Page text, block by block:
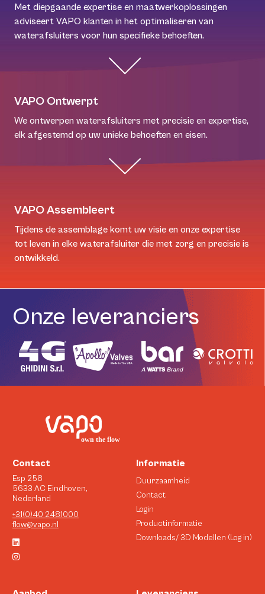
Met diepgaande expertise en maatwerkoplossingen
adviseert VAPO klanten in het optimaliseren van
waterafsluiters voor hun specifieke behoeften.
VAPO Ontwerpt
We ontwerpen waterafsluiters met precisie en expertise,
elk afgestemd op uw unieke behoeften en eisen.
VAPO Assembleert
Tijdens de assemblage komt uw visie en onze expertise
tot leven in elke waterafsluiter die met zorg en precisie is
ontwikkeld.
Onze leveranciers
Contact
Esp 258
5633 AC Eindhoven,
Nederland
+31(0)40 2481000
flow@vapo.nl
Informatie
Duurzaamheid
Contact
Login
Productinformatie
Downloads/ 3D Modellen (Log in)